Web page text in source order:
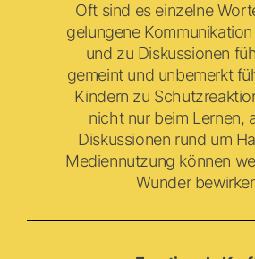
Oft sind es einzelne
gelungene
und zu Diskussionen
gemeint und unbemerkt
Kindern zu
nicht nur beim Lernen,
Diskussionen rund um
Mediennutzung können
Wunder